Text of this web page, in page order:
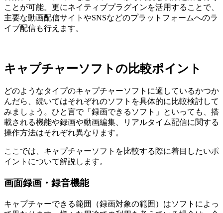
ことが可能。更にネイティブプラグインを活用することで、
主要な動画配信サイトやSNSなどのプラットフォームへのラ
イブ配信も行えます。
キャプチャーソフトの比較ポイント
どのようなタイプのキャプチャーソフトに適しているかつか
んだら、続いてはそれぞれのソフトを具体的に比較検討して
みましょう。ひと言で「録画できるソフト」といっても、搭
載される機能や録画や動画編集、リアルタイム配信に関する
操作方法はそれぞれ異なります。
ここでは、キャプチャーソフトを比較する際に着目したいポ
イントについて解説します。
画面録画・録音機能
キャプチャーできる範囲（録画対象の範囲）はソフトによっ